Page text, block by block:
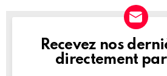
NEWSLETTER
Recevez nos
directement